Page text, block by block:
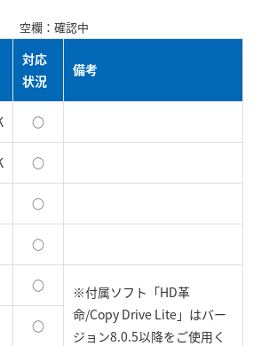
欄：確認中
対応
状況
備考
○
○
○
○
○
※付属ソフト「HD革
命/Copy Drive Lite」はバー
ジョン8.0.5以降をご使用く
○